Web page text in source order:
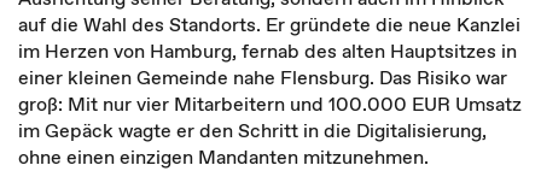
auf die Wahl des Standorts. Er gründete die neue Kanzlei
im Herzen von Hamburg, fernab des alten Hauptsitzes in
einer kleinen Gemeinde nahe Flensburg. Das Risiko war
groß: Mit nur vier Mitarbeitern und 100.000 EUR Umsatz
im Gepäck wagte er den Schritt in die Digitalisierung,
ohne einen einzigen Mandanten mitzunehmen.